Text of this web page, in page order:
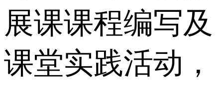
展课课程编写及
课堂实践活动，